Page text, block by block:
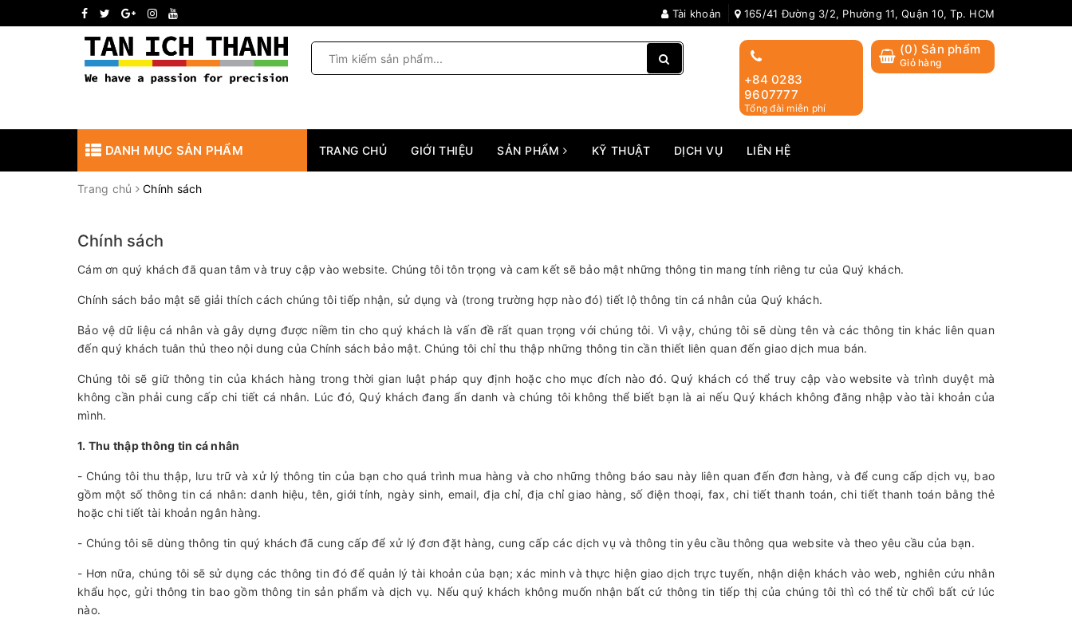
Tài khoản 165/41 Đường 3/2, Phường 11, Quận 10, Tp. HCM
(0) Sản phẩm
Giỏ hàng
+84 0283
9607777
Tổng đài miễn phí
DANH MỤC SẢN PHẨM TRANG CHỦ GIỚI THIỆU SẢN PHẨM KỸ THUẬT DỊCH VỤ LIÊN HỆ
Trang chủ Chính sách
Chính sách
Cám ơn quý khách đã quan tâm và truy cập vào website. Chúng tôi tôn trọng và cam kết sẽ bảo mật những thông tin mang tính riêng tư của Quý khách.
Chính sách bảo mật sẽ giải thích cách chúng tôi tiếp nhận, sử dụng và (trong trường hợp nào đó) tiết lộ thông tin cá nhân của Quý khách.
Bảo vệ dữ liệu cá nhân và gây dựng được niềm tin cho quý khách là vấn đề rất quan trọng với chúng tôi. Vì vậy, chúng tôi sẽ dùng tên và các thông tin khác liên quan
đến quý khách tuân thủ theo nội dung của Chính sách bảo mật. Chúng tôi chỉ thu thập những thông tin cần thiết liên quan đến giao dịch mua bán.
Chúng tôi sẽ giữ thông tin của khách hàng trong thời gian luật pháp quy định hoặc cho mục đích nào đó. Quý khách có thể truy cập vào website và trình duyệt mà
không cần phải cung cấp chi tiết cá nhân. Lúc đó, Quý khách đang ẩn danh và chúng tôi không thể biết bạn là ai nếu Quý khách không đăng nhập vào tài khoản của
mình.
1. Thu thập thông tin cá nhân
- Chúng tôi thu thập, lưu trữ và xử lý thông tin của bạn cho quá trình mua hàng và cho những thông báo sau này liên quan đến đơn hàng, và để cung cấp dịch vụ, bao
gồm một số thông tin cá nhân: danh hiệu, tên, giới tính, ngày sinh, email, địa chỉ, địa chỉ giao hàng, số điện thoại, fax, chi tiết thanh toán, chi tiết thanh toán bằng thẻ
hoặc chi tiết tài khoản ngân hàng.
- Chúng tôi sẽ dùng thông tin quý khách đã cung cấp để xử lý đơn đặt hàng, cung cấp các dịch vụ và thông tin yêu cầu thông qua website và theo yêu cầu của bạn.
- Hơn nữa, chúng tôi sẽ sử dụng các thông tin đó để quản lý tài khoản của bạn; xác minh và thực hiện giao dịch trực tuyến, nhận diện khách vào web, nghiên cứu nhân
khẩu học, gửi thông tin bao gồm thông tin sản phẩm và dịch vụ. Nếu quý khách không muốn nhận bất cứ thông tin tiếp thị của chúng tôi thì có thể từ chối bất cứ lúc
nào.